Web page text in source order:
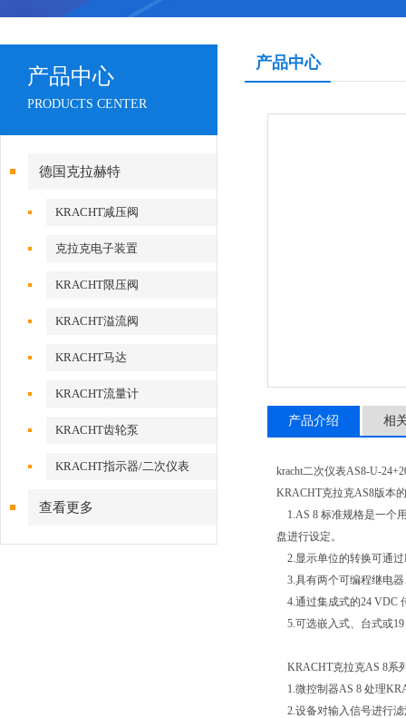
产品中心
PRODUCTS CENTER
德国克拉赫特
KRACHT减压阀
克拉克电子装置
KRACHT限压阀
KRACHT溢流阀
KRACHT马达
KRACHT流量计
KRACHT齿轮泵
KRACHT指示器/二次仪表
查看更多
产品中心
产品介绍 相
kracht二次仪表AS8-U-
KRACHT克拉克AS8版本
1.AS 8 标准规格是一个
盘进行设定。
2.显示单位的转换可通
3.具有两个可编程继电器
4.通过集成式的24 VDC
5.可选嵌入式、台式或
KRACHT克拉克AS 8系
1.微控制器AS 8 处理
2.设备对输入信号进行